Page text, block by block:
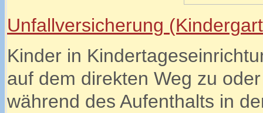
Unfallversicherung
Kinder in
auf dem direkten Weg zu
während des Aufenthalts in